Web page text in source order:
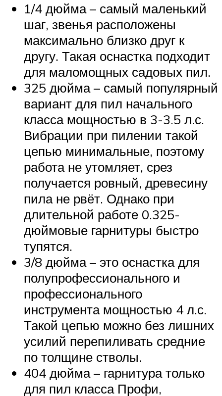
1/4 дюйма – самый маленький
шаг, звенья расположены
максимально близко друг к
другу. Такая оснастка подходит
для маломощных садовых пил.
325 дюйма – самый популярный
вариант для пил начального
класса мощностью в 3-3.5 л.с.
Вибрации при пилении такой
цепью минимальные, поэтому
работа не утомляет, срез
получается ровный, древесину
пила не рвёт. Однако при
длительной работе 0.325-
дюймовые гарнитуры быстро
тупятся.
3/8 дюйма – это оснастка для
полупрофессионального и
профессионального
инструмента мощностью 4 л.с.
Такой цепью можно без лишних
усилий перепиливать средние
по толщине стволы.
404 дюйма – гарнитура только
для пил класса Профи,